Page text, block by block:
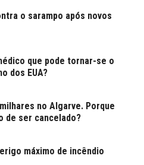
o sarampo após novos
que pode tornar-se o
dos EUA?
no Algarve. Porque
de ser cancelado?
máximo de incêndio